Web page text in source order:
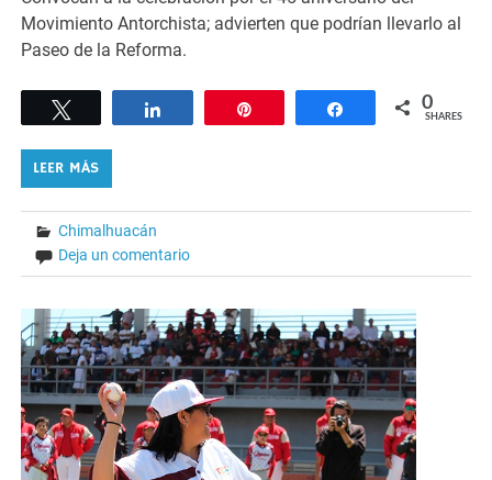
Movimiento Antorchista; advierten que podrían llevarlo al
Paseo de la Reforma.
Share 0
SHARES
LEER MÁS
Chimalhuacán
Deja un comentario